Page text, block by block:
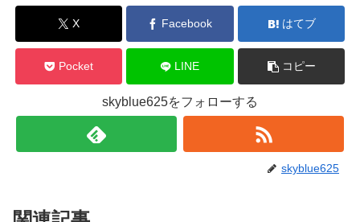
X Facebook はてブ
Pocket LINE コピー
skyblue625をフォローする
skyblue625